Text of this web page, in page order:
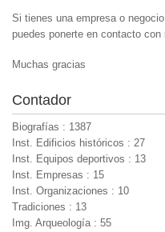
Si tienes una empresa o
puedes ponerte en contacto con
Muchas gracias
Contador
Biografías : 1387
Inst. Edificios históricos : 27
Inst. Equipos deportivos : 13
Inst. Empresas : 15
Inst. Organizaciones : 10
Tradiciones : 13
Img. Arqueología : 55